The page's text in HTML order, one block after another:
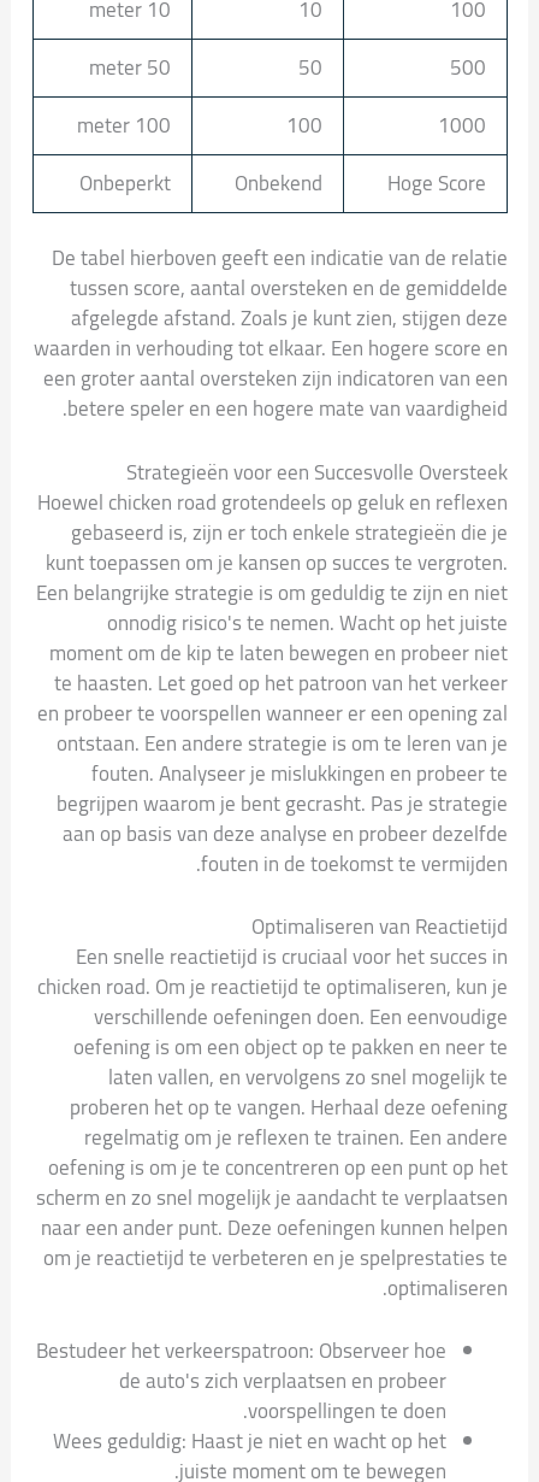
100
10
10 meter
500
50
50 meter
1000
100
100 meter
Hoge Score
Onbekend
Onbeperkt
De tabel hierboven geeft een indicatie van de relatie
tussen score, aantal oversteken en de gemiddelde
afgelegde afstand. Zoals je kunt zien, stijgen deze
waarden in verhouding tot elkaar. Een hogere score en
een groter aantal oversteken zijn indicatoren van een
betere speler en een hogere mate van vaardigheid.
Strategieën voor een Succesvolle Oversteek
Hoewel chicken road grotendeels op geluk en reflexen
gebaseerd is, zijn er toch enkele strategieën die je
kunt toepassen om je kansen op succes te vergroten.
Een belangrijke strategie is om geduldig te zijn en niet
onnodig risico's te nemen. Wacht op het juiste
moment om de kip te laten bewegen en probeer niet
te haasten. Let goed op het patroon van het verkeer
en probeer te voorspellen wanneer er een opening zal
ontstaan. Een andere strategie is om te leren van je
fouten. Analyseer je mislukkingen en probeer te
begrijpen waarom je bent gecrasht. Pas je strategie
aan op basis van deze analyse en probeer dezelfde
fouten in de toekomst te vermijden.
Optimaliseren van Reactietijd
Een snelle reactietijd is cruciaal voor het succes in
chicken road. Om je reactietijd te optimaliseren, kun je
verschillende oefeningen doen. Een eenvoudige
oefening is om een object op te pakken en neer te
laten vallen, en vervolgens zo snel mogelijk te
proberen het op te vangen. Herhaal deze oefening
regelmatig om je reflexen te trainen. Een andere
oefening is om je te concentreren op een punt op het
scherm en zo snel mogelijk je aandacht te verplaatsen
naar een ander punt. Deze oefeningen kunnen helpen
om je reactietijd te verbeteren en je spelprestaties te
optimaliseren.
Bestudeer het verkeerspatroon: Observeer hoe
de auto's zich verplaatsen en probeer
voorspellingen te doen.
Wees geduldig: Haast je niet en wacht op het
juiste moment om te bewegen.